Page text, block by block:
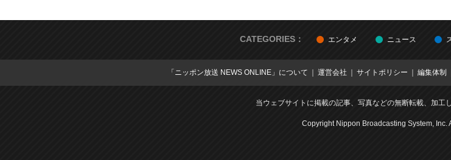
CATEGORIES： エンタメ ニュース
「ニッポン放送 NEWS ONLINE」について 運営会社 サイトポリシー 編集体制
当ウェブサイトに掲載の記事、写真などの無断転載、加工
Copyright Nippon Broadcasting System, Inc.